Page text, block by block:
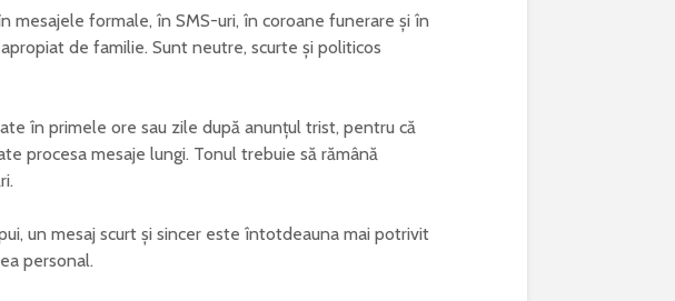
mesajele formale, în SMS-uri, în coroane funerare și în
de familie. Sunt neutre, scurte și politicos
în primele ore sau zile după anunțul trist, pentru că
procesa mesaje lungi. Tonul trebuie să rămână
un mesaj scurt și sincer este întotdeauna mai potrivit
personal.